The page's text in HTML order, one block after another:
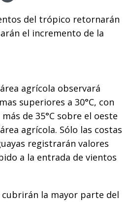
del trópico retornarán
el incremento de la
agrícola observará
superiores a 30°C, con
de 35°C sobre el oeste
agrícola. Sólo las costas
registrarán valores
a la entrada de vientos
la mayor parte del